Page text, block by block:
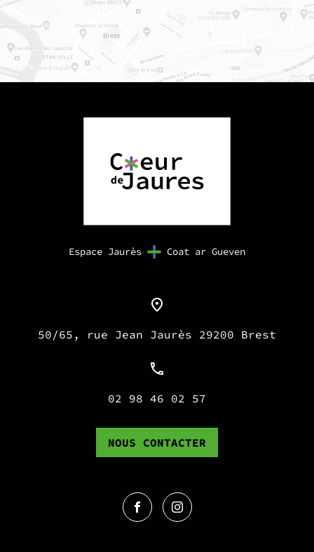
Espace Jaurès Coat ar Gueven
50/65, rue Jean Jaurès 29200 Brest
02 98 46 02 57
NOUS CONTACTER